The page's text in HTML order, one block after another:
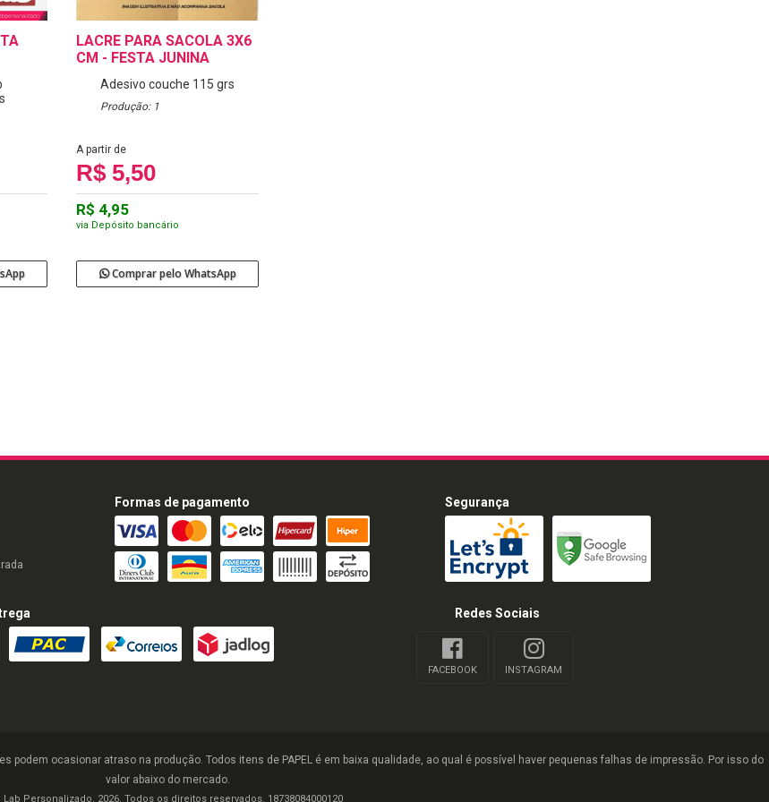
LACRE PARA SACOLA 3X6
CM - FESTA JUNINA
Adesivo couche 115 grs
Produção: 1
A partir de
R$ 5,50
R$ 4,95
via Depósito bancário
Comprar pelo WhatsApp
Formas de pagamento Segurança
Redes Sociais
FACEBOOK INSTAGRAM
podem ocasionar atraso na produção. Todos itens de PAPEL é em baixa qualidade, ao qual é possível haver pequenas falhas de impressão. Por isso do
valor abaixo do mercado.
Personalizado. 2026. Todos os direitos reservados. 18738084000120